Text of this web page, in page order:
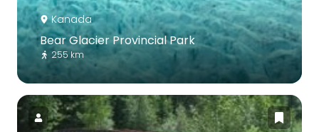
Kanada
Bear Glacier Provincial Park
255 km